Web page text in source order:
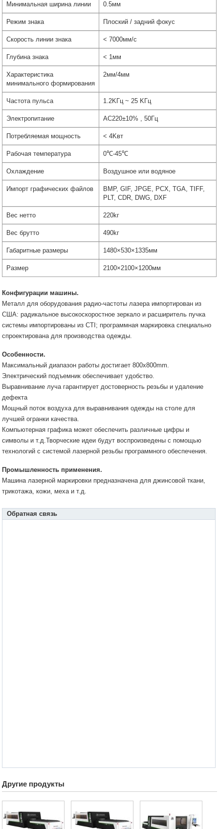
Минимальная ширина линии 0.5мм
Режим знака Плоский / задний фокус
Скорость линии знака < 7000мм/с
Глубина знака < 1мм
Характеристика
минимального формирования
2мм/4мм
Частота пульса 1.2KГц ~ 25 KГц
Электропитание AC220±10% , 50Гц
Потребляемая мощность < 4Kвт
Рабочая температура 0℃-45℃
Охлаждение Воздушное или водяное
Импорт графических файлов
BMP, GIF, JPGE, PCX, TGA, TIFF,
PLT, CDR, DWG, DXF
Вес нетто 220kг
Вес брутто 490kг
Габаритные размеры 1480×530×1335мм
Размер 2100×2100×1200мм
Конфигурации машины.
Металл для оборудования радио-частоты лазера импортирован из
США: радикальное высокоскоростное зеркало и расширитель пучка
системы импортированы из CTI; программная маркировка специально
спроектирована для производства одежды.
Особенности.
Максимальный диапазон работы достигает 800x800mm.
Электрический подъемник обеспечивает удобство.
Выравнивание луча гарантирует достоверность резьбы и удаление
дефекта
Мощный поток воздуха для выравнивания одежды на столе для
лучшей огранки качества.
Компьютерная графика может обеспечить различные цифры и
символы и т.д.Творческие идеи будут воспроизведены с помощью
технологий с системой лазерной резьбы программного обеспечения.
Промышленность применения.
Машина лазерной маркировки предназначена для джинсовой ткани,
трикотажа, кожи, меха и т.д.
Обратная связь
Другие продукты